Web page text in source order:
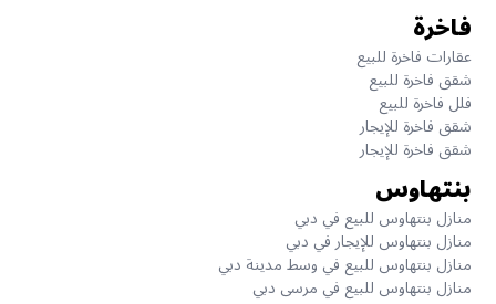
فاخرة
عقارات فاخرة للبيع
شقق فاخرة للبيع
فلل فاخرة للبيع
شقق فاخرة للإيجار
شقق فاخرة للإيجار
بنتهاوس
منازل بنتهاوس للبيع في دبي
منازل بنتهاوس للإيجار في دبي
منازل بنتهاوس للبيع في وسط مدينة دبي
منازل بنتهاوس للبيع في مرسى دبي